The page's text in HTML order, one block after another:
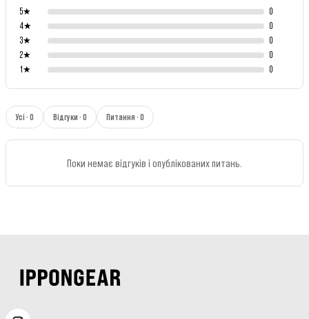
5★
0
4★
0
3★
0
2★
0
1★ 0
Усі · 0 Відгуки · 0 Питання · 0
Поки немає відгуків і опублікованих питань.